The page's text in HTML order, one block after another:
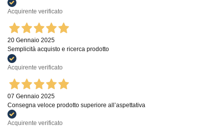
Acquirente verificato
20 Gennaio 2025
Semplicità acquisto e ricerca prodotto
Acquirente verificato
07 Gennaio 2025
Consegna veloce prodotto superiore all’aspettativa
Acquirente verificato